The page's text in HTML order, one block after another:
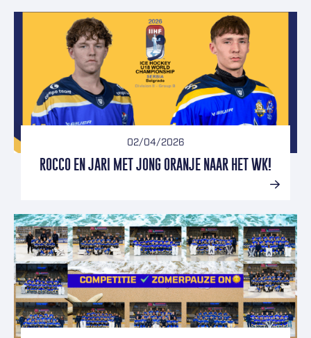
02/04/2026
ROCCO EN JARI MET JONG ORANJE NAAR HET WK!